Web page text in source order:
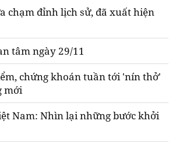
chạm đỉnh lịch sử, đã xuất hiện
tâm ngày 29/11
chứng khoán tuần tới 'nín thở'
mới
Nam: Nhìn lại những bước khởi